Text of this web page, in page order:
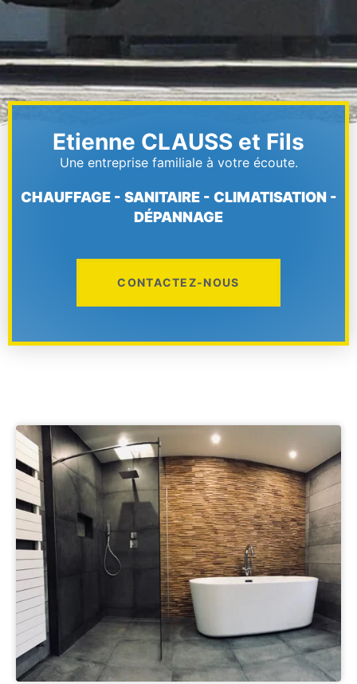
Etienne CLAUSS et Fils
Une entreprise familiale à votre écoute.
CHAUFFAGE - SANITAIRE - CLIMATISATION -
DÉPANNAGE
CONTACTEZ-NOUS